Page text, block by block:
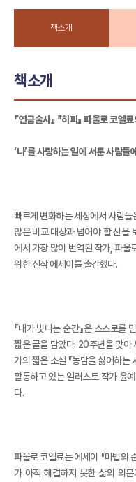
책소개
책소개
『연금술사』 『히피』 파울로 코엘
‘나’를 사랑하는 일에 서툰 사람
빠르게 변화하는 세상에서 사람
많은 비교 대상과 넘어야 할 산을
에서 가장 많이 번역된 작가, 파울
위한 신작 에세이를 출간했다.
『내가 빛나는 순간』은 스스로를
짧은 글을 담았다. 20주년을 맞아
가의 짧은 소설 『농담을 싫어하는
활동하고 있는 일러스트 작가 윤
다.
파울로 코엘료는 에세이 『마법의
가 아직 해결하지 못한 삶의 의문